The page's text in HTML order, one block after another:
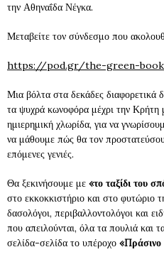
την Αθηναΐδα Νέγκα.
Μεταβείτε τον σύνδεσμο που
https://pod.gr/the-green-
Μια βόλτα στα δεκάδες
τα ψυχρά κωνοφόρα μέχρι την Κρήτη
ημιερημική χλωρίδα, για να
να μάθουμε πώς θα τον
επόμενες γενιές.
Θα ξεκινήσουμε με «το ταξίδι του
στο εκκοκκιστήριο και στο φυτώριο
δασολόγοι, περιβαλλοντολόγοι και
που απειλούνται, όλα τα πουλιά και
σελίδα-σελίδα το υπέροχο «Πράσινο